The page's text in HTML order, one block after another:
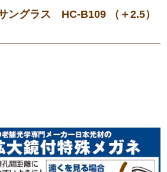
ングラス HC-B109 （＋2.5）